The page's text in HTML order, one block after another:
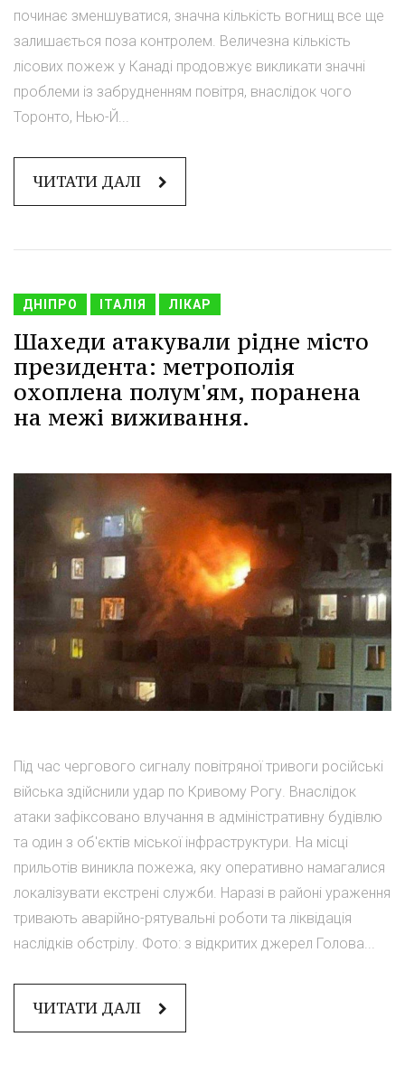
починає зменшуватися, значна кількість вогнищ все ще
залишається поза контролем. Величезна кількість
лісових пожеж у Канаді продовжує викликати значні
проблеми із забрудненням повітря, внаслідок чого
Торонто, Нью-Й...
ЧИТАТИ ДАЛІ
ДНІПРО ІТАЛІЯ ЛІКАР
Шахеди атакували рідне місто
президента: метрополія
охоплена полум'ям, поранена
на межі виживання.
Під час чергового сигналу повітряної тривоги російські
війська здійснили удар по Кривому Рогу. Внаслідок
атаки зафіксовано влучання в адміністративну будівлю
та один з об'єктів міської інфраструктури. На місці
прильотів виникла пожежа, яку оперативно намагалися
локалізувати екстрені служби. Наразі в районі ураження
тривають аварійно-рятувальні роботи та ліквідація
наслідків обстрілу. Фото: з відкритих джерел Голова...
ЧИТАТИ ДАЛІ